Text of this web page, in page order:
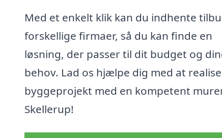
Med et enkelt klik kan du indhente
forskellige firmaer, så du kan finde en
løsning, der passer til dit budget og
behov. Lad os hjælpe dig med at
byggeprojekt med en kompetent
Skellerup!